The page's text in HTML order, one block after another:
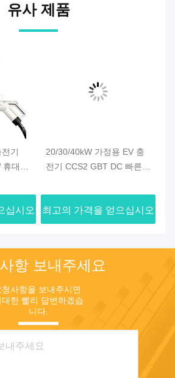
유사 제품
기
대용
기 충
십시오
20/30/40kW 가정용 EV 충
전기 CCS2 GBT DC 빠른
스마트 제어 3.5m 케이블
전기 자동차용 방수
최고의 가격을 얻으십시오
항 보내주세요
청사항을 보내주시면
대한 빨리 답변하겠습
니다.